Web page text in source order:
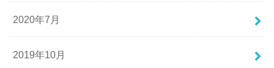
2020年7月
2019年10月